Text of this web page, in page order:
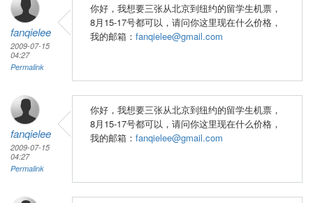
fanqielee
2009-07-15
04:27
Permalink
你好，我想要三张从北京到纽约的留学生机票，
8月15-17号都可以，请问你这里现在什么价格，
我的邮箱： fanqielee@gmail.com
fanqielee
2009-07-15
04:27
Permalink
你好，我想要三张从北京到纽约的留学生机票，
8月15-17号都可以，请问你这里现在什么价格，
我的邮箱： fanqielee@gmail.com